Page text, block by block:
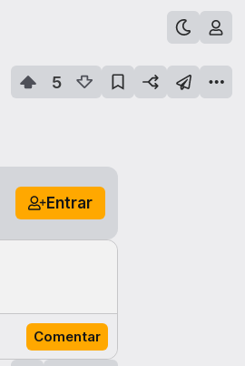
5
Entrar
Comentar